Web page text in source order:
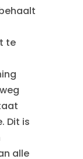
te
Dit is
alle